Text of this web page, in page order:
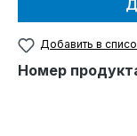
Добавить в
Номер